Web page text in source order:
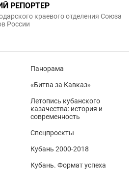
РЕПОРТЕР
краевого отделения Союза
России
Панорама
«Битва за Кавказ»
Летопись кубанского
казачества: история и
современность
Спецпроекты
Кубань 2000-2018
Кубань. Формат успеха